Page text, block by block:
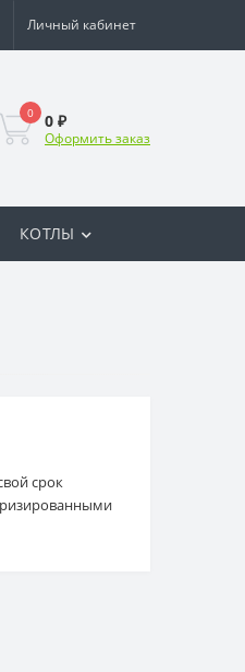
Личный кабинет
0 0 ₽
Оформить заказ
КОТЛЫ
срок